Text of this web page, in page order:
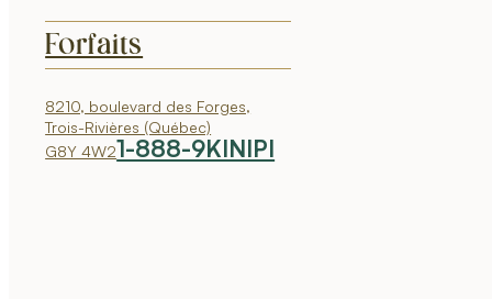
Forfaits
8210, boulevard des Forges,
Trois-Rivières (Québec)
G8Y 4W21-888-9KINIPI